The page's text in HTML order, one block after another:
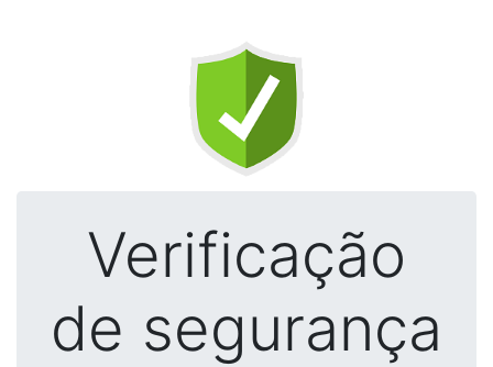
Verificação
de segurança